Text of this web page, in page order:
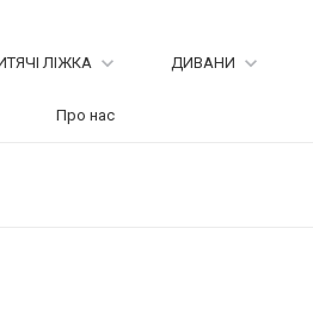
ЛІЖКА ДИВАНИ
Про нас